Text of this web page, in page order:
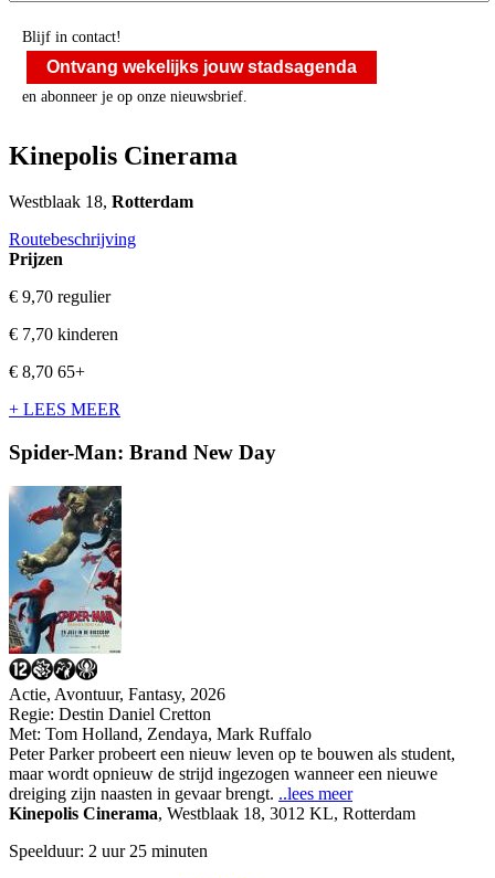
Blijf in contact!
Ontvang wekelijks jouw stadsagenda
en abonneer je op onze nieuwsbrief.
Kinepolis Cinerama
Westblaak 18, Rotterdam
Routebeschrijving
Prijzen
€ 9,70 regulier
€ 7,70 kinderen
€ 8,70 65+
+ LEES MEER
Spider-Man: Brand New Day
Actie, Avontuur, Fantasy, 2026
Regie: Destin Daniel Cretton
Met: Tom Holland, Zendaya, Mark Ruffalo
Peter Parker probeert een nieuw leven op te bouwen als student,
maar wordt opnieuw de strijd ingezogen wanneer een nieuwe
dreiging zijn naasten in gevaar brengt. ..lees meer
Kinepolis Cinerama, Westblaak 18, 3012 KL, Rotterdam
Speelduur: 2 uur 25 minuten